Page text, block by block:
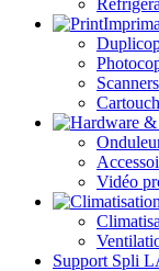
Scanners
Vidéo
Support Spli